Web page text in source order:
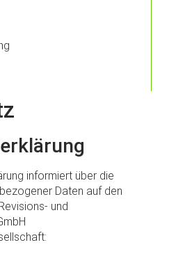
informiert über die
Daten auf den
und